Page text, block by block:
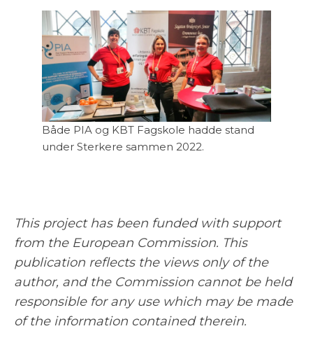
Både PIA og KBT Fagskole hadde stand
under Sterkere sammen 2022.
This project has been funded with support
from the European Commission. This
publication reflects the views only of the
author, and the Commission cannot be held
responsible for any use which may be made
of the information contained therein.